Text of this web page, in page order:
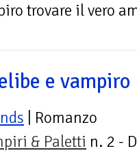
trovare il vero
e vampiro
| Romanzo
& Paletti n. 2 -